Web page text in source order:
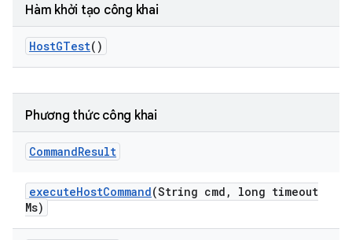
Hàm khởi tạo công khai
HostGTest()
Phương thức công khai
CommandResult
executeHostCommand(String cmd ,
long timeout
Ms)